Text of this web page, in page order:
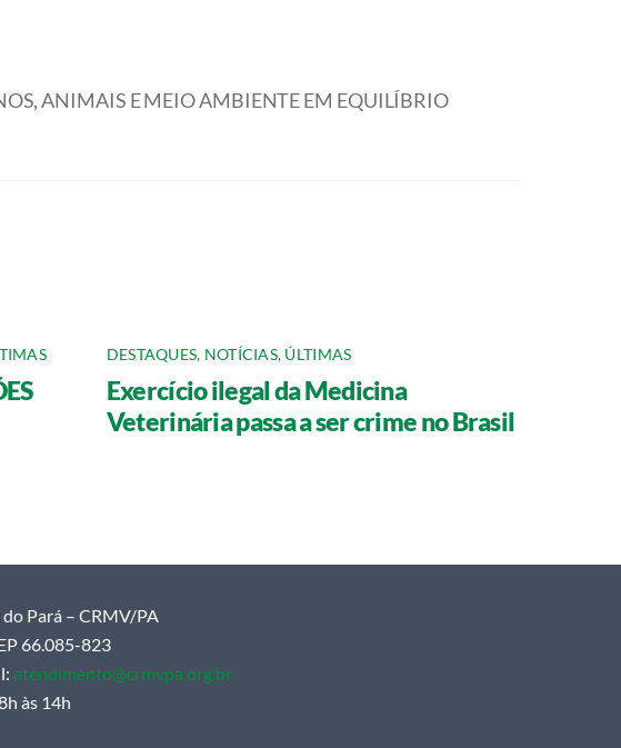
ANIMAIS E MEIO AMBIENTE EM EQUILÍBRIO
DESTAQUES, NOTÍCIAS, ÚLTIMAS
Exercício ilegal da Medicina
Veterinária passa a ser crime no Brasil
Pará – CRMV/PA
66.085-823
atendimento@crmvpa.org.br
às 14h